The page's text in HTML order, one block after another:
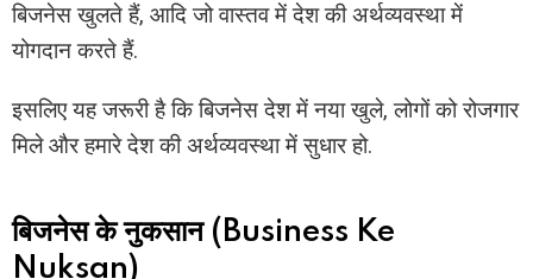
बिजनेस खुलते हैं, आदि जो वास्तव में देश की अर्थव्यवस्था में
योगदान करते हैं.
इसलिए यह जरूरी है कि बिजनेस देश में नया खुले, लोगों को रोजगार
मिले और हमारे देश की अर्थव्यवस्था में सुधार हो.
बिजनेस के नुकसान (Business Ke
Nuksan)